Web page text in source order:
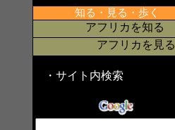
知る・見る・歩く
アフリカを知る
アフリカを見る
・サイト内検索